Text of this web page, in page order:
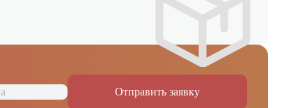
Отправить заявку